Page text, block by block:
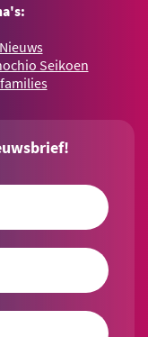
Nieuws
Seikoen